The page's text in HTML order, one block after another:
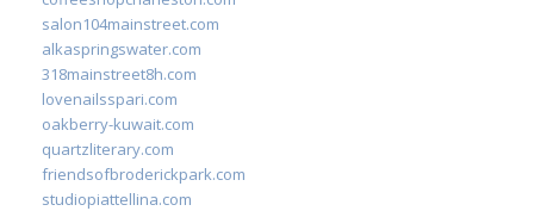
salon104mainstreet.com
alkaspringswater.com
318mainstreet8h.com
lovenailsspari.com
oakberry-kuwait.com
quartzliterary.com
friendsofbroderickpark.com
studiopiattellina.com